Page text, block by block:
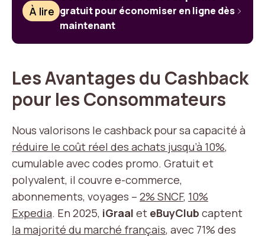
À lire gratuit pour économiser en ligne dès
maintenant
Les Avantages du Cashback
pour les Consommateurs
Nous valorisons le cashback pour sa capacité à
réduire le coût réel des achats jusqu’à 10%,
cumulable avec codes promo. Gratuit et
polyvalent, il couvre e-commerce,
abonnements, voyages – 2% SNCF, 10%
Expedia. En 2025, iGraal et eBuyClub captent
la majorité du marché français, avec 71% des